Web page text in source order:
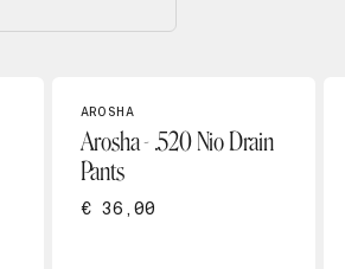
AROSHA
Arosha - .520 Nio Drain
Pants
€ 36,00